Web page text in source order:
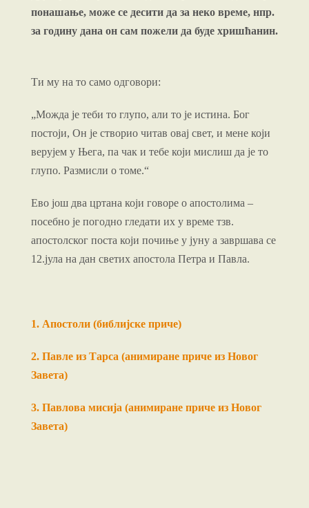
понашање, може се десити да за неко време, нпр.
за годину дана он сам пожели да буде хришћанин.
Ти му на то само одговори:
„Можда је теби то глупо, али то је истина. Бог
постоји, Он је створио читав овај свет, и мене који
верујем у Њега, па чак и тебе који мислиш да је то
глупо. Размисли о томе.“
Ево још два цртана који говоре о апостолима –
посебно је погодно гледати их у време тзв.
апостолског поста који почиње у јуну а завршава се
12.јула на дан светих апостола Петра и Павла.
1. Апостоли (библијске приче)
2. Павле из Тарса (анимиране приче из Новог
Завета)
3. Павлова мисија (анимиране приче из Новог
Завета)